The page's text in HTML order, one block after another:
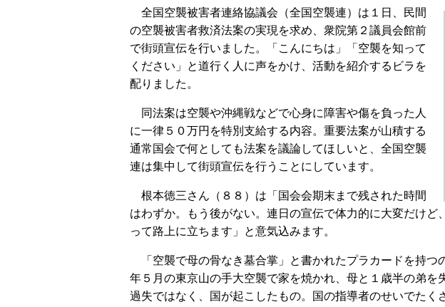
全国空襲被害者連絡協議会（全国空襲連）は１日、民間
の空襲被害者救済法案の実現を求め、衆院第２議員会館前
で街頭宣伝を行いました。「こんにちは」「空襲を知って
ください」と道行く人に声をかけ、活動を紹介するビラを
配りました。
同法案は空襲や沖縄戦などで心身に障害や傷を負った人
に一律５０万円を特別支給する内容。重要法案が山積する
通常国会で何としても法案を議論してほしいと、全国空襲
連は集中して街頭宣伝を行うことにしています。
根本徳三さん（８８）は「国会会期末まで残された時間
はわずか。もう後がない。連日の宣伝で体力的に大変だけど
って路上に立ちます」と意気込みます。
「空襲で母の骨なき墓合掌」と書かれたプラカードを持つ
年５月の東京山の手大空襲で家を焼かれ、母と１歳半の弟を
過失ではなく、国が起こしたもの。国の指導者のせいでたく